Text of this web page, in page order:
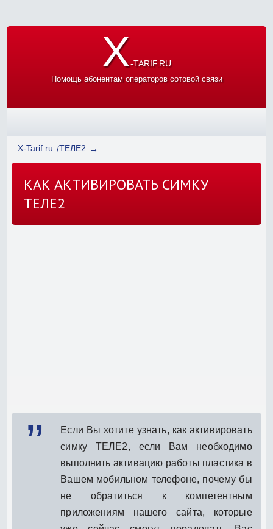
X-TARIF.RU
Помощь абонентам операторов сотовой связи
X-Tarif.ru ТЕЛЕ2
КАК АКТИВИРОВАТЬ СИМКУ
ТЕЛЕ2
Если Вы хотите узнать, как активировать
симку ТЕЛЕ2, если Вам необходимо
выполнить активацию работы пластика в
Вашем мобильном телефоне, почему бы
не обратиться к компетентным
приложениям нашего сайта, которые